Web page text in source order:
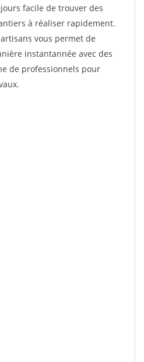
facile de trouver des
à réaliser rapidement.
vous permet de
instantannée avec des
de professionnels pour